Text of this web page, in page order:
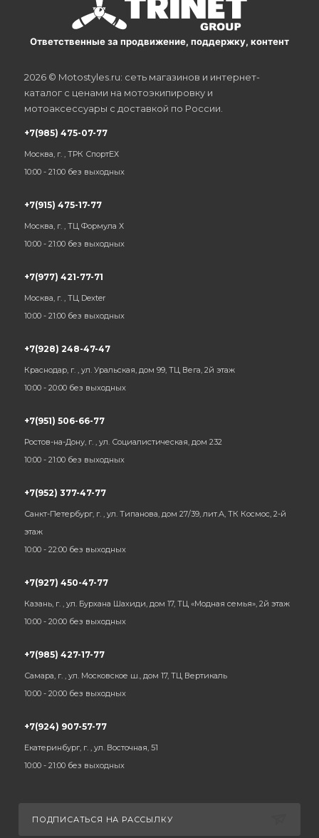
Ответственные за продвижение, поддержку, контент
2026 © Motostyles.ru: сеть магазинов и интернет-
каталог с ценами на мотоэкипировку и
мотоаксессуары с доставкой по России.
+7(985) 475-07-77
Москва, г. , ТРК СпортЕХ
10:00 - 21:00 без выходных
+7(915) 475-17-77
Москва, г. , ТЦ Формула Х
10:00 - 21:00 без выходных
+7(977) 421-77-71
Москва, г. , ТЦ Dexter
10:00 - 21:00 без выходных
+7(928) 248-47-47
Краснодар, г. , ул. Уральская, дом 99, ТЦ Вега, 2й этаж
10:00 - 20:00 без выходных
+7(951) 506-66-77
Ростов-на-Дону, г. , ул. Социалистическая, дом 232
10:00 - 21:00 без выходных
+7(952) 377-47-77
Санкт-Петербург, г. , ул. Типанова, дом 27/39, лит.А, ТК Космос, 2-й
этаж
10:00 - 22:00 без выходных
+7(927) 450-47-77
Казань, г. , ул. Бурхана Шахиди, дом 17, ТЦ «Модная семья», 2й этаж
10:00 - 20:00 без выходных
+7(985) 427-17-77
Самара, г. , ул. Московское ш., дом 17, ТЦ Вертикаль
10:00 - 20:00 без выходных
+7(924) 907-57-77
Екатеринбург, г. , ул. Восточная, 51
10:00 - 21:00 без выходных
ПОДПИСАТЬСЯ НА РАССЫЛКУ